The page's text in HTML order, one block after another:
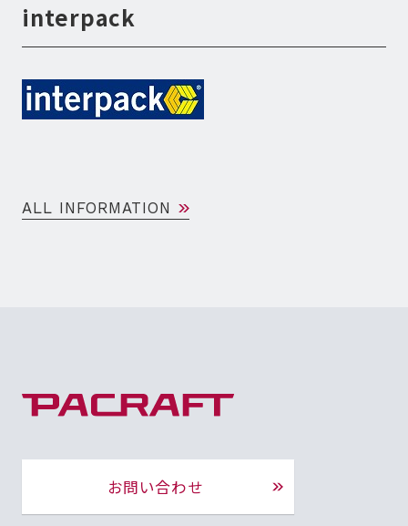
interpack
ALL INFORMATION
お問い合わせ